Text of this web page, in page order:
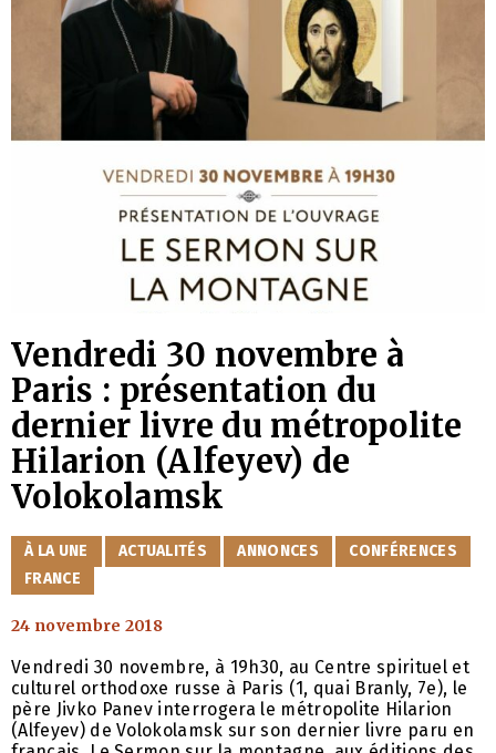
Vendredi 30 novembre à
Paris : présentation du
dernier livre du métropolite
Hilarion (Alfeyev) de
Volokolamsk
CATÉGORIES
À LA UNE ACTUALITÉS ANNONCES
CONFÉRENCES
FRANCE
24 novembre 2018
Vendredi 30 novembre, à 19h30, au Centre spirituel et
culturel orthodoxe russe à Paris (1, quai Branly, 7e), le
père Jivko Panev interrogera le métropolite Hilarion
(Alfeyev) de Volokolamsk sur son dernier livre paru en